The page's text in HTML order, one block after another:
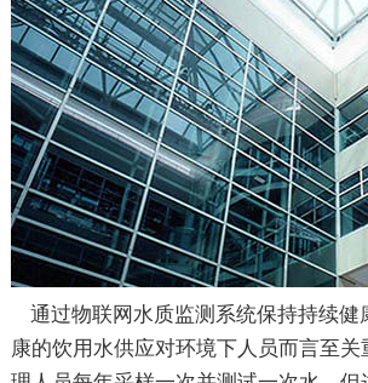
通过物联网水质监测系统保持持续健
康的饮用水供应对环境下人员而言至关